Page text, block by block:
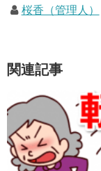
桜香（管理人）
関連記事